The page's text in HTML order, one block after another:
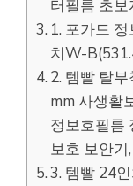
터필름 초
1. 포가드
치W-
2. 템빨 탈
mm 사생활
정보호필름
보호 보안기
3. 템빨 24